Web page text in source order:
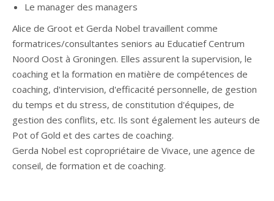
Le manager des managers
Alice de Groot et Gerda Nobel travaillent comme
formatrices/consultantes seniors au Educatief Centrum
Noord Oost à Groningen. Elles assurent la supervision, le
coaching et la formation en matière de compétences de
coaching, d'intervision, d'efficacité personnelle, de gestion
du temps et du stress, de constitution d'équipes, de
gestion des conflits, etc. Ils sont également les auteurs de
Pot of Gold et des cartes de coaching.
Gerda Nobel est copropriétaire de Vivace, une agence de
conseil, de formation et de coaching.